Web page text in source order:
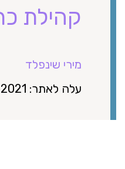
קהילת
מירי שינפלד
עלה לאתר: 23-06-2021